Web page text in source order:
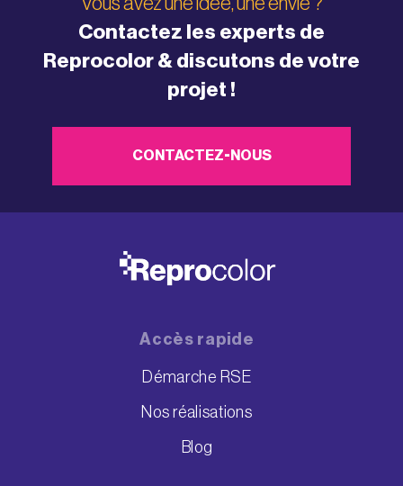
Contactez les experts de
Reprocolor & discutons de votre
projet !
CONTACTEZ-NOUS
Accès rapide
Démarche RSE
Nos réalisations
Blog